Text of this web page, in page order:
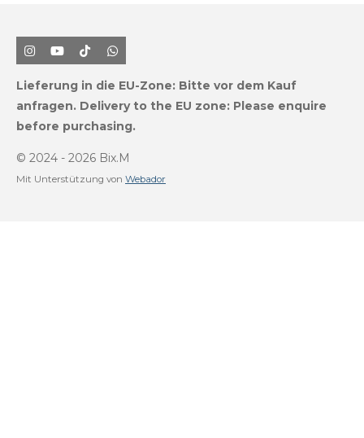
I
n
t
a
r
m
Y
o
T
u
e
T
i
k
T
o
W
h
t
s
p
Lieferung in die EU-Zone: Bitte vor dem Kauf
anfragen. Delivery to the EU zone: Please enquire
before purchasing.
© 2024 - 2026 Bix.M
Mit Unterstützung von Webador